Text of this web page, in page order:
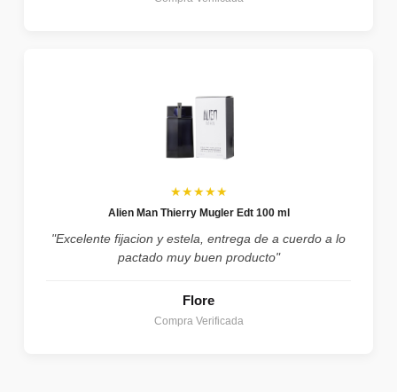
★★★★★
Alien Man Thierry Mugler Edt 100 ml
"Excelente fijacion y estela, entrega de a cuerdo a lo
pactado muy buen producto"
Flore
Compra Verificada